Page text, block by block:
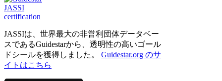
JASSIは、世界最大の非営利団体データベー
スであるGuidestarから、透明性の高いゴール
ドシールを獲得しました。 Guidestar.org のサ
イトはこちら